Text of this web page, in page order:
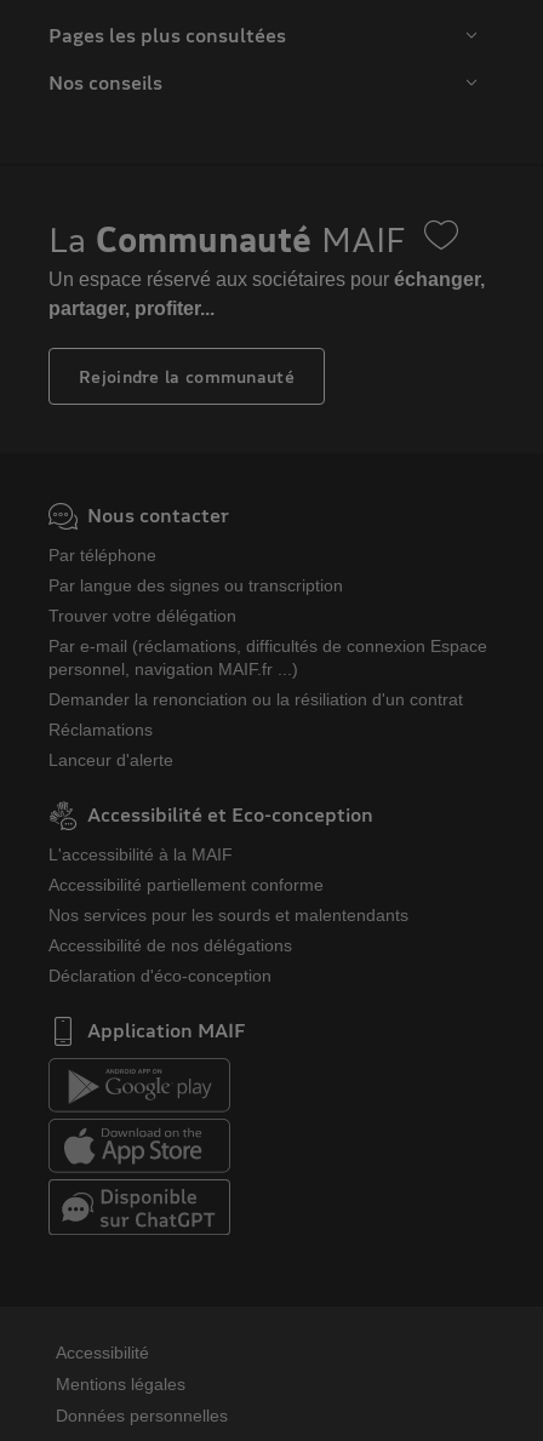
Pages les plus consultées
Nos conseils
La Communauté MAIF
Un espace réservé aux sociétaires pour échanger,
partager, profiter...
Rejoindre la communauté
Nous contacter
Par téléphone
Par langue des signes ou transcription
Trouver votre délégation
Par e-mail (réclamations, difficultés de connexion Espace
personnel, navigation MAIF.fr ...)
Demander la renonciation ou la résiliation d'un contrat
Réclamations
Lanceur d'alerte
Accessibilité et Eco-conception
L'accessibilité à la MAIF
Accessibilité partiellement conforme
Nos services pour les sourds et malentendants
Accessibilité de nos délégations
Déclaration d'éco-conception
Application MAIF
Accessibilité
Mentions légales
Données personnelles